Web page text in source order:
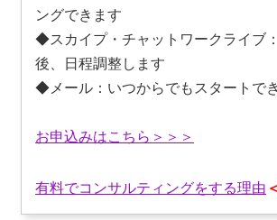
ングできます
◆スカイプ・チャットワークライブ
後、日程調整します
◆メール：いつからでもスタートでき
お申込みはこちら＞＞＞
有料でコンサルティングをする理由